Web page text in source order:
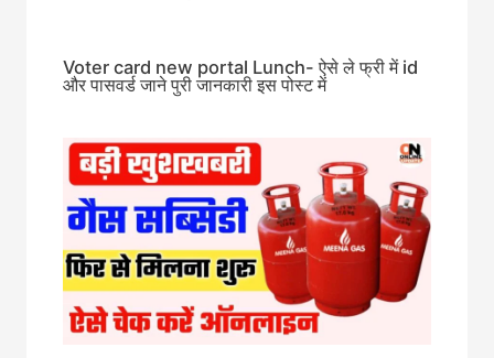
Voter card new portal Lunch- ऐसे ले फ्री में id
और पासवर्ड जाने पुरी जानकारी इस पोस्ट में